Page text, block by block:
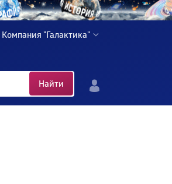
Компания "Галактика"
Найти